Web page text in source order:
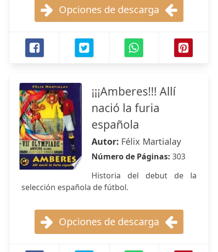
Opciones de descarga
¡¡¡Amberes!!! Allí
nació la furia
española
Autor: Félix Martialay
Número de Páginas: 303
Historia del debut de la
selección española de fútbol.
Opciones de descarga